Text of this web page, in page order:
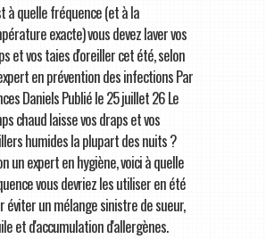
à quelle fréquence (et à la
exacte) vous devez laver vos
et vos taies d'oreiller cet été, selon
en prévention des infections Par
Daniels Publié le 25 juillet 26 Le
chaud laisse vos draps et vos
humides la plupart des nuits ?
un expert en hygiène, voici à quelle
vous devriez les utiliser en été
éviter un mélange sinistre de sueur,
et d'accumulation d'allergènes.